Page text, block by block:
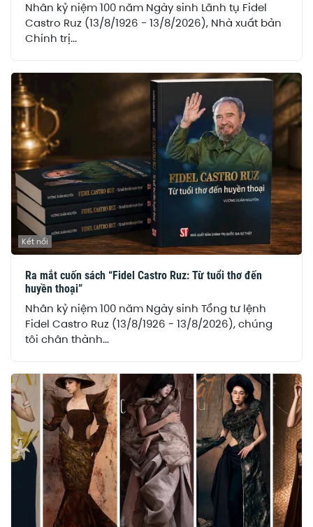
Nhân kỷ niệm 100 năm Ngày sinh Lãnh tụ Fidel
Castro Ruz (13/8/1926 - 13/8/2026), Nhà xuất bản
Chính trị...
Kết nối
Ra mắt cuốn sách “Fidel Castro Ruz: Từ tuổi thơ đến
huyền thoại”
Nhân kỷ niệm 100 năm Ngày sinh Tổng tư lệnh
Fidel Castro Ruz (13/8/1926 - 13/8/2026), chúng
tôi chân thành...